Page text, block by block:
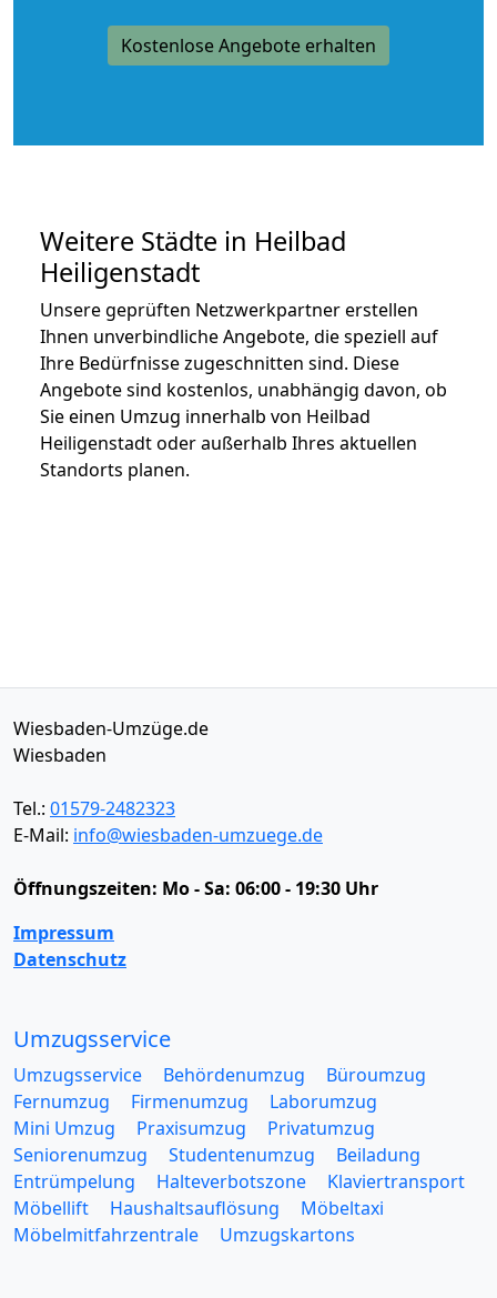
Kostenlose Angebote erhalten
Weitere Städte in Heilbad
Heiligenstadt
Unsere geprüften Netzwerkpartner erstellen
Ihnen unverbindliche Angebote, die speziell auf
Ihre Bedürfnisse zugeschnitten sind. Diese
Angebote sind kostenlos, unabhängig davon, ob
Sie einen Umzug innerhalb von Heilbad
Heiligenstadt oder außerhalb Ihres aktuellen
Standorts planen.
Wiesbaden-Umzüge.de
Wiesbaden
Tel.: 01579-2482323
E-Mail: info@wiesbaden-umzuege.de
Öffnungszeiten: Mo - Sa: 06:00 - 19:30 Uhr
Impressum
Datenschutz
Umzugsservice
Umzugsservice Behördenumzug
Büroumzug
Fernumzug
Firmenumzug
Laborumzug
Mini Umzug
Praxisumzug
Privatumzug
Seniorenumzug
Studentenumzug
Beiladung
Entrümpelung
Halteverbotszone
Klaviertransport
Möbellift
Haushaltsauflösung
Möbeltaxi
Möbelmitfahrzentrale
Umzugskartons